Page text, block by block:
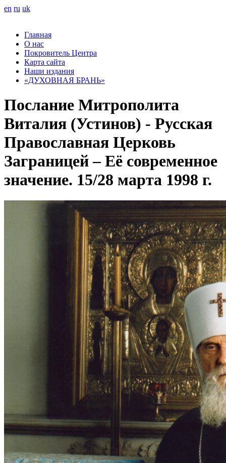
en ru uk
Главная
О нас
Покровитель Центра
Карта сайта
Наши издания
«ДУХОВНАЯ БРАНЬ»
Послание Митрополита
Виталия (Устинов) - Русская
Православная Церковь
Заграницей – Её современное
значение. 15/28 марта 1998 г.